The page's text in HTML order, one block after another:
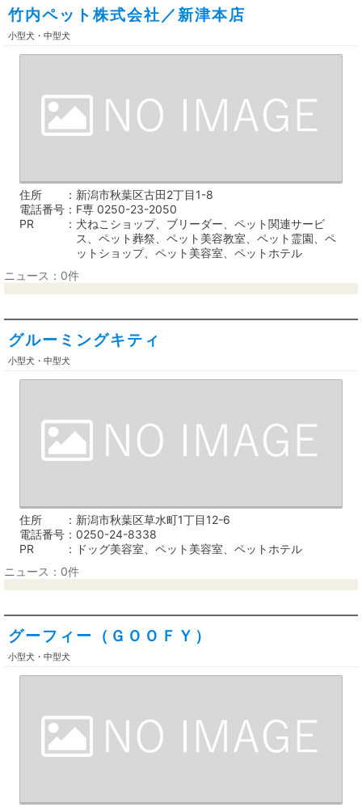
竹内ペット株式会社／新津本店
小型犬・中型犬
住所
新潟市秋葉区古田2丁目1-8
電話番号
F専 0250-23-2050
PR
犬ねこショップ、ブリーダー、ペット関連サービ
ス、ペット葬祭、ペット美容教室、ペット霊園、ペ
ットショップ、ペット美容室、ペットホテル
ニュース：0件
グルーミングキティ
小型犬・中型犬
住所
新潟市秋葉区草水町1丁目12-6
電話番号
0250-24-8338
PR
ドッグ美容室、ペット美容室、ペットホテル
ニュース：0件
グーフィー（ＧＯＯＦＹ）
小型犬・中型犬